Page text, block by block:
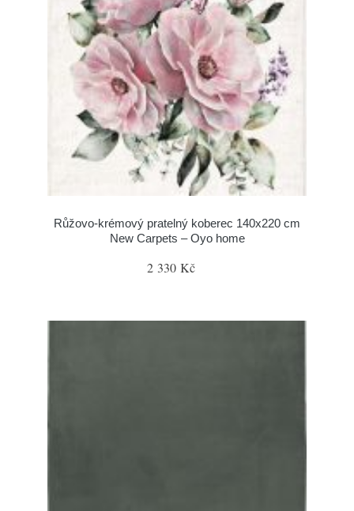
Růžovo-krémový pratelný koberec 140x220 cm
New Carpets – Oyo home
2 330 Kč